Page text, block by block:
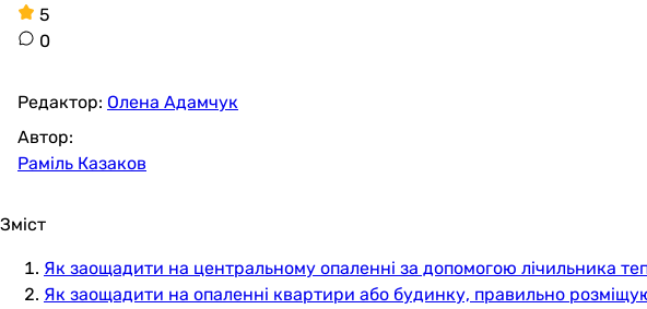
5
0
Редактор: Олена Адамчук
Автор:
Раміль Казаков
Зміст
Як заощадити на центральному опаленні за допомогою лічильника
Як заощадити на опаленні квартири або будинку, правильно